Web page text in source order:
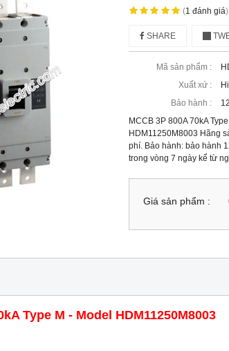
(1đánh giá)
SHARE
Mã sản phẩm :
Xuất xứ :
Bảo hành :
MCCB 3P 800A 70kA
HDM11250M8003 Hãng
phí. Bảo hành: bảo hành
trong vòng 7 ngày kể từ
Giá sản phẩm :
Type M - Model HDM11250M8003